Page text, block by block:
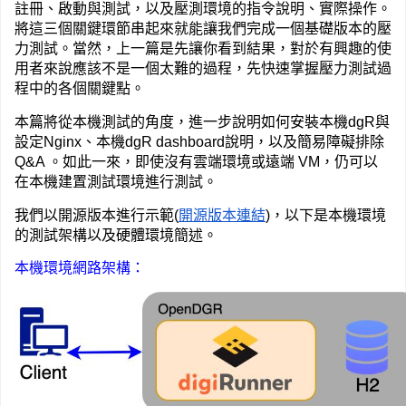
註冊、啟動與測試，以及壓測環境的指令說明、實際操作。
將這三個關鍵環節串起來就能讓我們完成一個基礎版本的壓
力測試。當然，上一篇是先讓你看到結果，對於有興趣的使
用者來說應該不是一個太難的過程，先快速掌握壓力測試過
程中的各個關鍵點。
本篇將從本機測試的角度，進一步說明如何安裝本機dgR與
設定Nginx、本機dgR dashboard說明，以及簡易障礙排除
Q&A 。如此一來，即使沒有雲端環境或遠端 VM，仍可以
在本機建置測試環境進行測試。
我們以開源版本進行示範(開源版本連結)，以下是本機環境
的測試架構以及硬體環境簡述。
本機環境網路架構：